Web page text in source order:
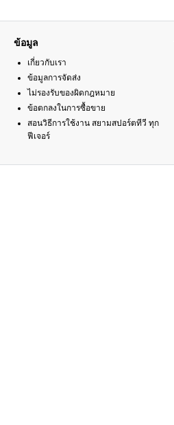
ข้อมูล
เกี่ยวกับเรา
ข้อมูลการจัดส่ง
ไม่รองรับของผิดกฎหมาย
ข้อตกลงในการซื้อขาย
สอนวิธีการใช้งาน สยามสปอร์ตทีวี ทุก
ฟีเจอร์